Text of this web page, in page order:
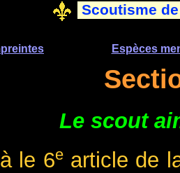
Scoutisme
Espèces
Le scout
le 6earticle de